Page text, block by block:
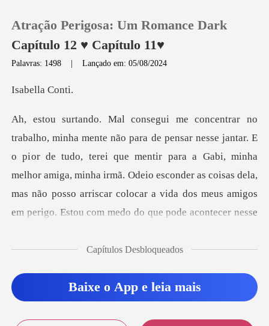
Loja
Histórico
Sair
Atração Perigosa: Um Romance Dark
Capítulo 12 ♥ Capítulo 11♥
Palavras: 1498 |Lançado em: 05/08/2024
lla C
or de tudo, terei que mentir para a Gabi, minha
melhor amiga, minha irmã. Odeio esconder as coisas dela,
mas nã
Capítulos Desbloqueados
Baixe o App e leia mais